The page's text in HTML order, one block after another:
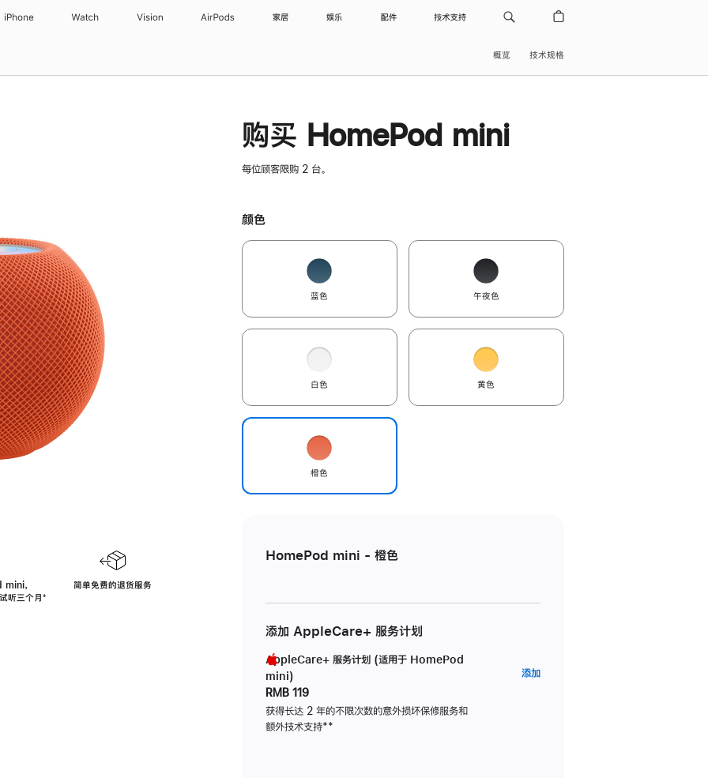
iPhone Watch Vision AirPods 家居 娱乐 配件 技术支持
概览 技术规格
，
听三个月脚
⁺
简单免费的退货服务
购买 HomePod mini
每位顾客限购 2 台。
颜色
蓝色 午夜色
白色 黄色
橙色
HomePod mini - 橙色
添加 AppleCare+ 服务计划
AppleCare+ 服务计划 (适用于 HomePod
mini)
RMB 119
获得长达 2 年的不限次数的意外损坏保修服务和
额外技术支持脚
**
添加AppleCare+